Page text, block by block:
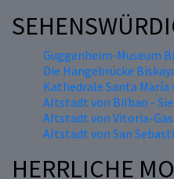
Guggenheim-Museum
Die Hängebrücke
Kathedrale Santa
Altstadt von Bilbao -
Altstadt von Vitoria-
Altstadt von San
HERRLICHE